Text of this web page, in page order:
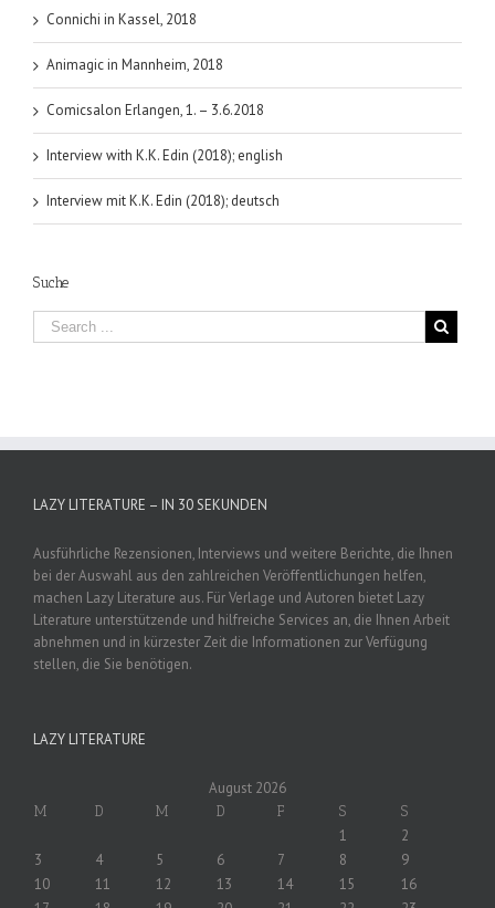
Connichi in Kassel, 2018
Animagic in Mannheim, 2018
Comicsalon Erlangen, 1. – 3.6.2018
Interview with K.K. Edin (2018); english
Interview mit K.K. Edin (2018); deutsch
Suche
LAZY LITERATURE – IN 30 SEKUNDEN
Ausführliche Rezensionen, Interviews und weitere Berichte, die Ihnen
bei der Auswahl aus den zahlreichen Veröffentlichungen helfen,
machen Lazy Literature aus. Für Verlage und Autoren bietet Lazy
Literature unterstützende und hilfreiche Services an, die Ihnen Arbeit
abnehmen und in kürzester Zeit die Informationen zur Verfügung
stellen, die Sie benötigen.
LAZY LITERATURE
August 2026
M D M D F S S
1
2
3
4 5 6 7 8
9
10
11 12 13 14 15
16